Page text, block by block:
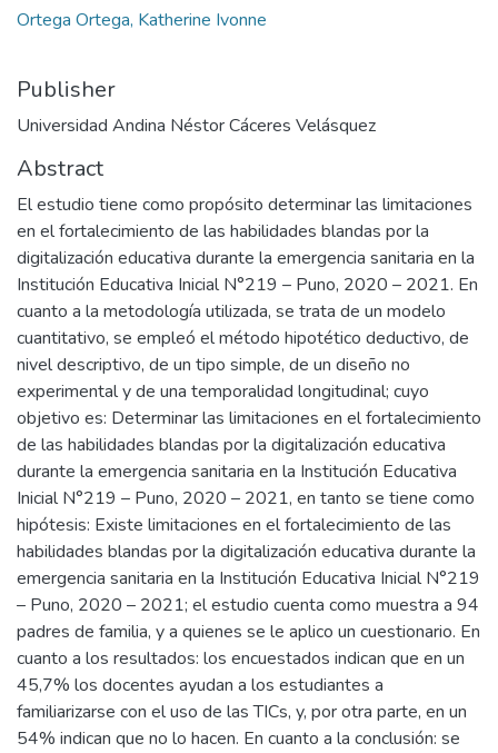
Ortega Ortega, Katherine Ivonne
Publisher
Universidad Andina Néstor Cáceres Velásquez
Abstract
El estudio tiene como propósito determinar las limitaciones
en el fortalecimiento de las habilidades blandas por la
digitalización educativa durante la emergencia sanitaria en la
Institución Educativa Inicial N°219 – Puno, 2020 – 2021. En
cuanto a la metodología utilizada, se trata de un modelo
cuantitativo, se empleó el método hipotético deductivo, de
nivel descriptivo, de un tipo simple, de un diseño no
experimental y de una temporalidad longitudinal; cuyo
objetivo es: Determinar las limitaciones en el fortalecimiento
de las habilidades blandas por la digitalización educativa
durante la emergencia sanitaria en la Institución Educativa
Inicial N°219 – Puno, 2020 – 2021, en tanto se tiene como
hipótesis: Existe limitaciones en el fortalecimiento de las
habilidades blandas por la digitalización educativa durante la
emergencia sanitaria en la Institución Educativa Inicial N°219
– Puno, 2020 – 2021; el estudio cuenta como muestra a 94
padres de familia, y a quienes se le aplico un cuestionario. En
cuanto a los resultados: los encuestados indican que en un
45,7% los docentes ayudan a los estudiantes a
familiarizarse con el uso de las TICs, y, por otra parte, en un
54% indican que no lo hacen. En cuanto a la conclusión: se